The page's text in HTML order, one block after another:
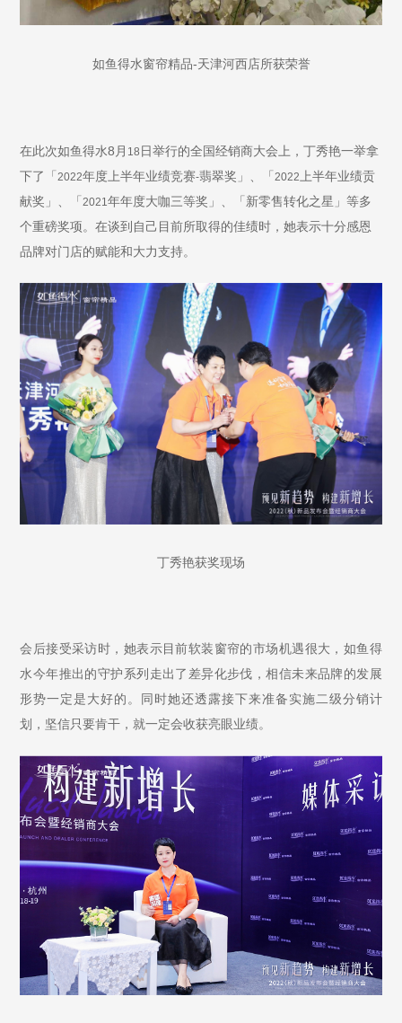
如鱼得水窗帘精品-天津河西店所获荣誉
在此次如鱼得水8 月 18 日举行的全国经销商大会上，丁秀艳一举拿
下了「2022年度上半年业绩竞赛-翡翠奖」、「2022上半年业绩贡
献奖」、「2021年年度大咖三等奖」、「新零售转化之星」等多
个重磅奖项。在谈到自己目前所取得的佳绩时，她表示十分感恩
品牌对门店的赋能和大力支持。
丁秀艳获奖现场
会后接受采访时，她表示目前软装窗帘的市场机遇很大，如鱼得
水今年推出的守护系列走出了差异化步伐，相信未来品牌的发展
形势一定是大好的。同时她还透露接下来准备实施二级分销计
划，坚信只要肯干，就一定会收获亮眼业绩。